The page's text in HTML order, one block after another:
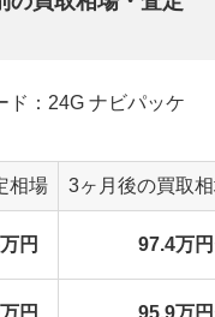
ド：24G ナビパッケ
相場 3ヶ月後の買取
円 97.4万